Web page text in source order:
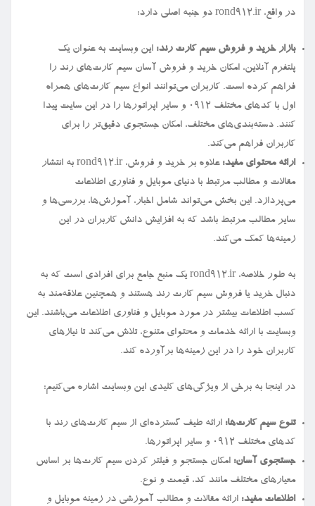
در واقع، rond912.ir دو جنبه اصلی دارد:
بازار خرید و فروش سیم کارت رند: این وبسایت به عنوان یک
پلتفرم آنلاین، امکان خرید و فروش آسان سیم کارت‌های رند را
فراهم کرده است. کاربران می‌توانند انواع سیم کارت‌های همراه
اول با کدهای مختلف ۰۹۱۲ و سایر اپراتورها را در این سایت پیدا
کنند. دسته‌بندی‌های مختلف، امکان جستجوی دقیق‌تر را برای
کاربران فراهم می‌کند.
ارائه محتوای مفید:
علاوه بر خرید و فروش، rond912.ir به انتشار
مقالات و مطالب مرتبط با دنیای موبایل و فناوری اطلاعات
می‌پردازد. این بخش می‌تواند شامل اخبار، آموزش‌ها، بررسی‌ها و
سایر مطالب مرتبط باشد که به افزایش دانش کاربران در این
زمینه‌ها کمک می‌کند.
به طور خلاصه، rond912.ir یک منبع جامع برای افرادی است که به
دنبال خرید یا فروش سیم کارت رند هستند و همچنین علاقه‌مند به
کسب اطلاعات بیشتر در مورد موبایل و فناوری اطلاعات می‌باشند. این
وبسایت با ارائه خدمات و محتوای متنوع، تلاش می‌کند تا نیازهای
کاربران خود را در این زمینه‌ها برآورده کند.
در اینجا به برخی از ویژگی‌های کلیدی این وبسایت اشاره می‌کنیم:
تنوع سیم کارت‌ها: ارائه طیف گسترده‌ای از سیم کارت‌های رند با
کدهای مختلف ۰۹۱۲ و سایر اپراتورها.
جستجوی آسان: امکان جستجو و فیلتر کردن سیم کارت‌ها بر اساس
معیارهای مختلف مانند کد، قیمت و نوع.
اطلاعات مفید: ارائه مقالات و مطالب آموزشی در زمینه موبایل و